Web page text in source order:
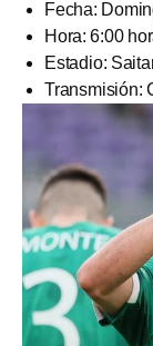
Fecha:
Hora: 6:00
Estadio:
Transmisión: